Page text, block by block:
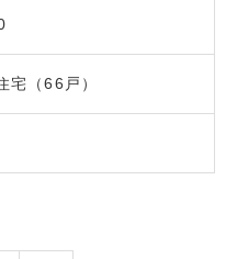
宅（66戸）